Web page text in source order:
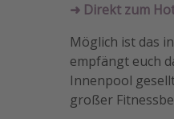
➜ Direkt zum
Möglich ist das
empfängt euch
Innenpool
großer